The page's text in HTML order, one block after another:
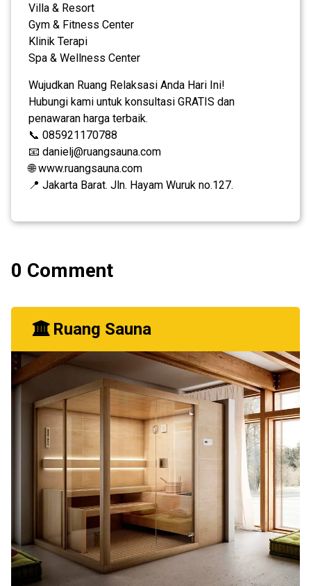
Villa & Resort
Gym & Fitness Center
Klinik Terapi
Spa & Wellness Center
Wujudkan Ruang Relaksasi Anda Hari Ini!
Hubungi kami untuk konsultasi GRATIS dan
penawaran harga terbaik.
📞 085921170788
📧 danielj@ruangsauna.com
🌐 www.ruangsauna.com
📍 Jakarta Barat. Jln. Hayam Wuruk no.127.
0 Comment
Ruang Sauna